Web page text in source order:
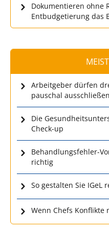
Dokumentieren ohne
Entbudgetierung das
Arbeitgeber dürfen
pauschal ausschließen
Die
Check-up
Behandlungsfehler-
richtig
So gestalten Sie IGeL
Wenn Chefs Konflikte